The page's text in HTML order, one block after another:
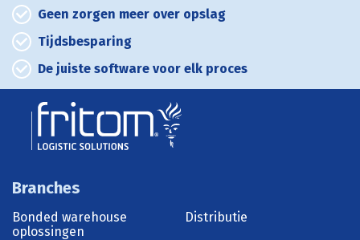
Geen zorgen meer over opslag
Tijdsbesparing
De juiste software voor elk proces
Branches
Bonded warehouse
oplossingen
Distributie